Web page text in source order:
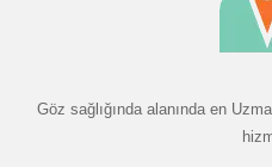
Göz sağlığında alanında en